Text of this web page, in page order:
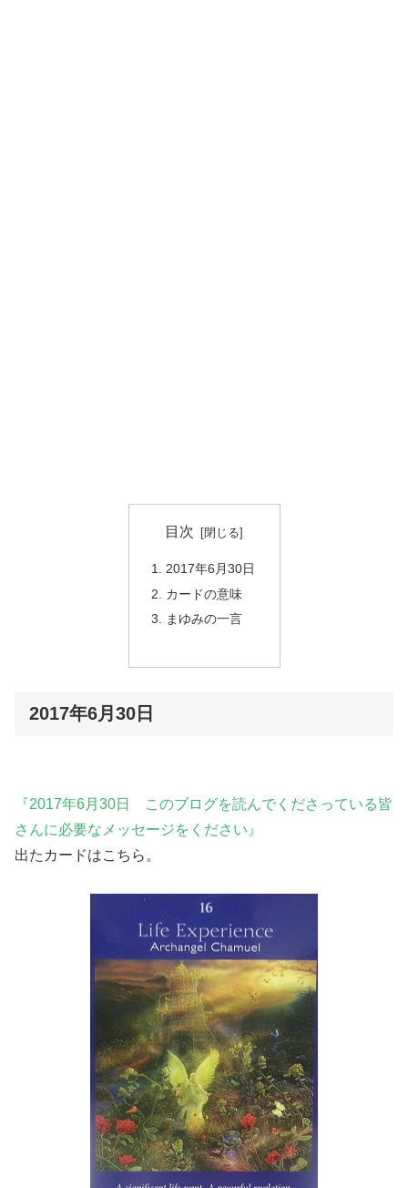
目次
2017年6月30日
カードの意味
まゆみの一言
2017年6月30日
『2017年6月30日 このブログを読んでくださっている皆
さんに必要なメッセージをください』
出たカードはこちら。